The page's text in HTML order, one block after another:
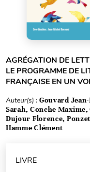
AGRÉGATION DE
LE PROGRAMME DE
FRANÇAISE EN UN
Auteur(s) : Gouvard
Sarah, Conche
Dujour Florence,
Hamme Clément
LIVRE